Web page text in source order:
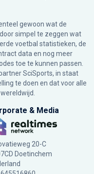
gewoon wat de
simpel te zeggen wat
voetbal statistieken, de
data en nog meer
toe te kunnen passen.
SciSports, in staat
te doen en dat voor alle
& Media
20-C
Doetinchem